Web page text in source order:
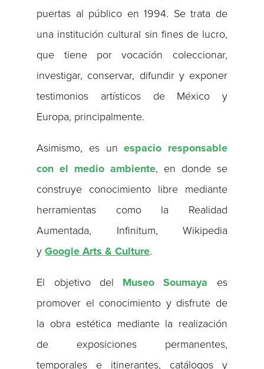
puertas al público en 1994. Se trata de
una institución cultural sin fines de lucro,
que tiene por vocación coleccionar,
investigar, conservar, difundir y exponer
testimonios artísticos de México y
Europa, principalmente.
Asimismo, es unespacio responsable
con el medio ambiente, en donde se
construye conocimiento libre mediante
herramientas como la Realidad
Aumentada, Infinitum, Wikipedia
yGoogle Arts & Culture.
El objetivo del Museo Soumaya es
promover el conocimiento y disfrute de
la obra estética mediante la realización
de exposiciones permanentes,
temporales e itinerantes, catálogos y